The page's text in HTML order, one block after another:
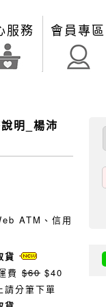
服務 會員專區
明_楊沛
ATM、信用
貨
費 $60 $40
分筆下單